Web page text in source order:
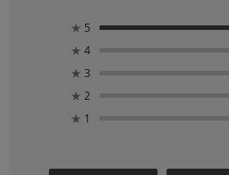
★ 5
★ 4
★ 3
★ 2
★ 1